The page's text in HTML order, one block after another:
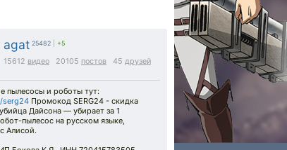
agat 25482 +5
15612 видео 20105 постов 45 друзей
пылесосы и роботы тут:
serg24 Промокод SERG24 - скидка
Дайсона — убирает за 1
пылесос на русском языке,
Алисой.